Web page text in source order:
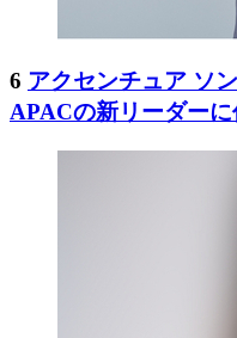
6 アクセンチュア ソ
APACの新リーダーに